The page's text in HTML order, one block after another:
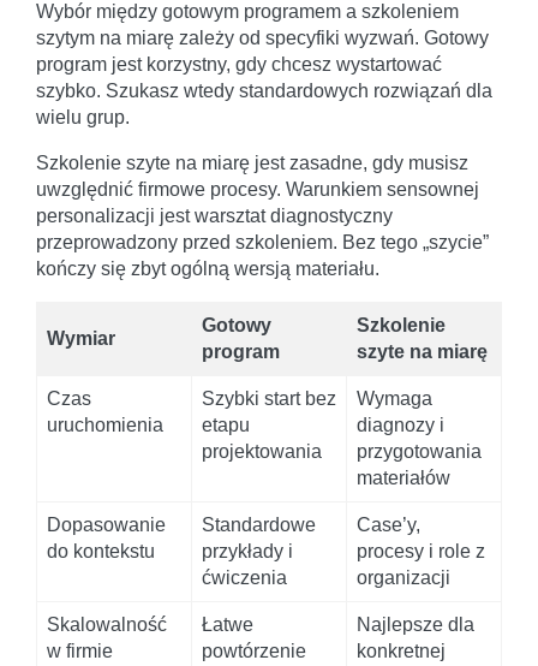
Wybór między gotowym programem a szkoleniem
szytym na miarę zależy od specyfiki wyzwań. Gotowy
program jest korzystny, gdy chcesz wystartować
szybko. Szukasz wtedy standardowych rozwiązań dla
wielu grup.
Szkolenie szyte na miarę jest zasadne, gdy musisz
uwzględnić firmowe procesy. Warunkiem sensownej
personalizacji jest warsztat diagnostyczny
przeprowadzony przed szkoleniem. Bez tego „szycie”
kończy się zbyt ogólną wersją materiału.
Wymiar
Gotowy
program
Szkolenie
szyte na miarę
Czas
uruchomienia
Szybki start bez
etapu
projektowania
Wymaga
diagnozy i
przygotowania
materiałów
Dopasowanie
do kontekstu
Standardowe
przykłady i
ćwiczenia
Case’y,
procesy i role z
organizacji
Skalowalność
w firmie
Łatwe
powtórzenie
Najlepsze dla
konkretnej